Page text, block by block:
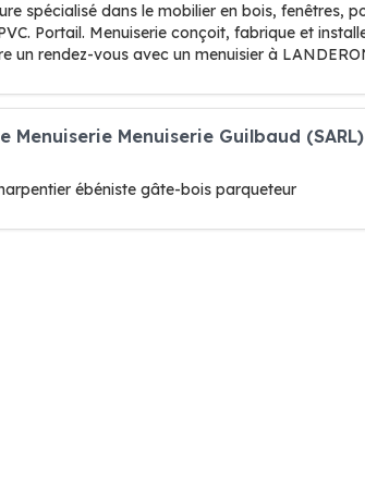
spécialisé dans le mobilier en bois, fenêtres,
Portail. Menuiserie conçoit, fabrique et
un rendez-vous avec un menuisier à
Menuiserie Menuiserie Guilbaud (SARL)
ébéniste gâte-bois parqueteur